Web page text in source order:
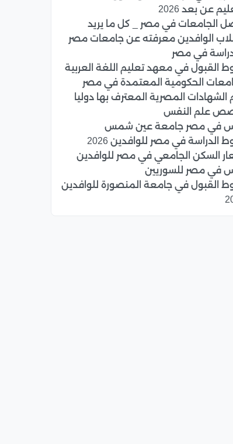
عن بعد 2026
الجامعات في مصر _ كل ما يريد
الوافدين معرفته عن جامعات مصر
في مصر
القبول في معهد تعليم اللغة العربية
الحكومية المعتمدة في مصر
الشهادات المصرية المعترف بها دوليا
علم النفس
في مصر جامعة عين شمس
الدراسة في مصر للوافدين 2026
السكن الجامعي في مصر للوافدين
في مصر للسوريين
القبول في جامعة المنصورة للوافدين